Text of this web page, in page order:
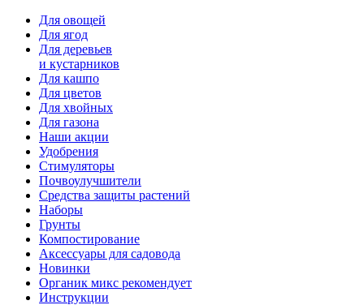
Для овощей
Для ягод
Для деревьев
и кустарников
Для кашпо
Для цветов
Для хвойных
Для газона
Наши акции
Удобрения
Стимуляторы
Почвоулучшители
Средства защиты растений
Наборы
Грунты
Компостирование
Аксессуары для садовода
Новинки
Органик микс рекомендует
Инструкции